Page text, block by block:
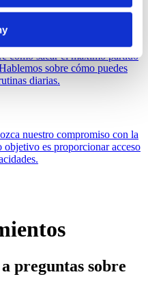
cómo sacar el máximo partido
sobre cómo puedes
diarias.
nuestro compromiso con la
objetivo es proporcionar acceso
preguntas sobre